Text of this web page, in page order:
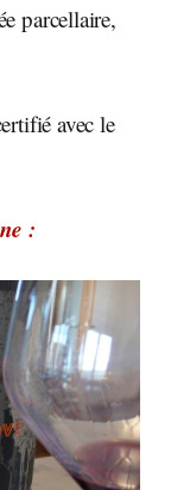
parcellaire,
avec le
: